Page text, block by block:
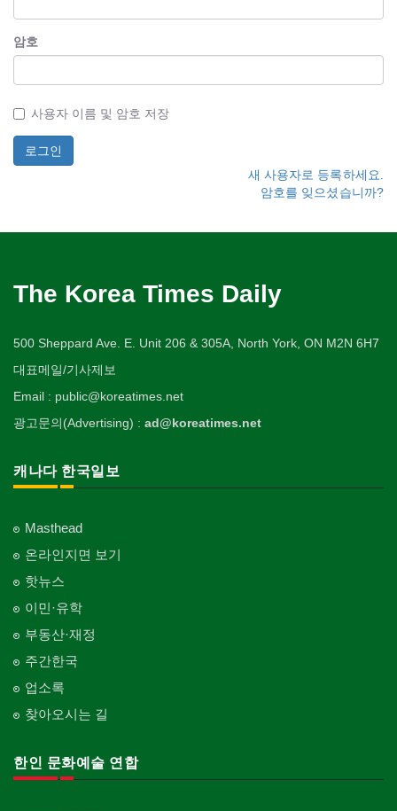
암호
사용자 이름 및 암호 저장
새 사용자로 등록하세요.
암호를 잊으셨습니까?
The Korea Times Daily
500 Sheppard Ave. E. Unit 206 & 305A, North York, ON M2N 6H7
대표메일/기사제보
Email : public@koreatimes.net
광고문의(Advertising) : ad@koreatimes.net
캐나다 한국일보
Masthead
온라인지면 보기
핫뉴스
이민·유학
부동산·재정
주간한국
업소록
찾아오시는 길
한인 문화예술 연합